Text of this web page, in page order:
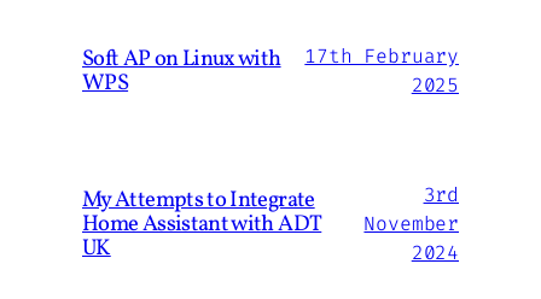
Soft AP on Linux with
WPS
17th February
2025
My Attempts to Integrate
Home Assistant with ADT
UK
3rd
November
2024